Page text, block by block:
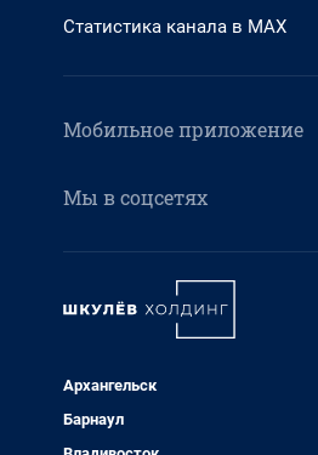
Статистика канала в MAX
Мобильное приложение
Мы в соцсетях
Архангельск
Барнаул